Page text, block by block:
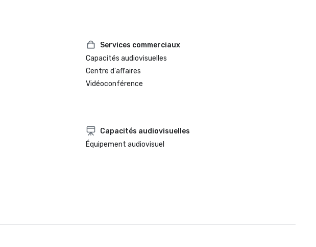
Services commerciaux
Capacités audiovisuelles
Centre d'affaires
Vidéoconférence
Capacités audiovisuelles
Équipement audiovisuel